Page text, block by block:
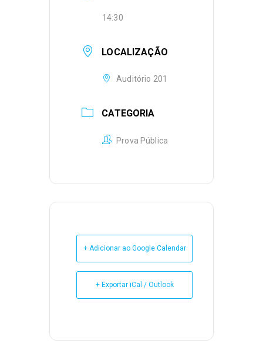
14:30
LOCALIZAÇÃO
Auditório 201
CATEGORIA
Prova Pública
+ Adicionar ao Google Calendar
+ Exportar iCal / Outlook